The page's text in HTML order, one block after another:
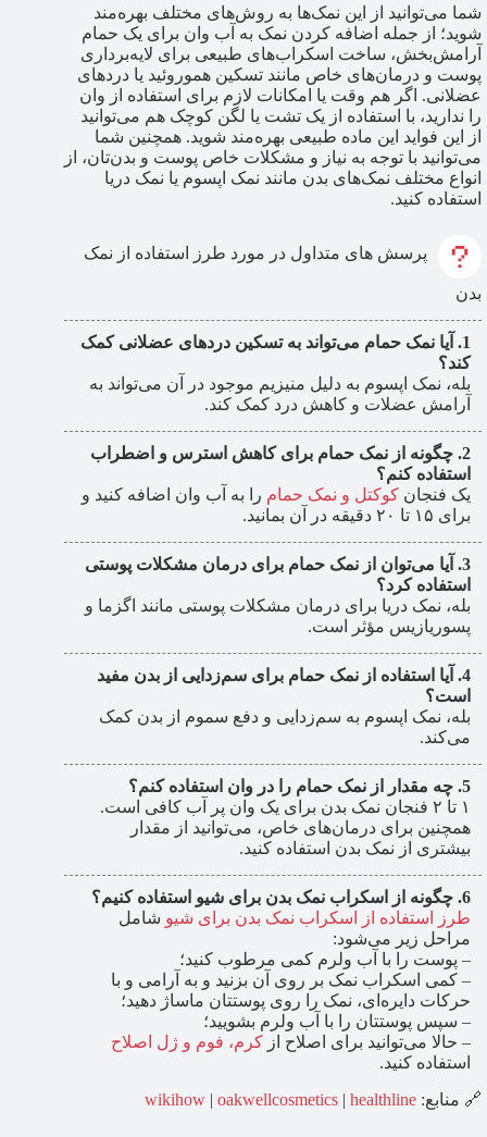
شما می‌توانید از این نمک‌ها به روش‌های مختلف بهره‌مند
شوید؛ از جمله اضافه کردن نمک به آب وان برای یک حمام
آرامش‌بخش، ساخت اسکراب‌های طبیعی برای لایه‌برداری
پوست و درمان‌های خاص مانند تسکین هموروئید یا دردهای
عضلانی. اگر هم وقت یا امکانات لازم برای استفاده از وان
را ندارید، با استفاده از یک تشت یا لگن کوچک هم می‌توانید
از این فواید این ماده طبیعی بهره‌مند شوید. همچنین شما
می‌توانید با توجه به نیاز و مشکلات خاص پوست و بدن‌تان، از
انواع مختلف نمک‌های بدن مانند نمک اپسوم یا نمک دریا
استفاده کنید.
پرسش های متداول در مورد طرز استفاده از نمک
بدن
آیا نمک حمام می‌تواند به تسکین دردهای عضلانی کمک
کند؟
بله، نمک اپسوم به دلیل منیزیم موجود در آن می‌تواند به
آرامش عضلات و کاهش درد کمک کند.
چگونه از نمک حمام برای کاهش استرس و اضطراب
استفاده کنم؟
یک فنجان کوکتل و نمک حمام را به آب وان اضافه کنید و
برای ۱۵ تا ۲۰ دقیقه در آن بمانید.
آیا می‌توان از نمک حمام برای درمان مشکلات پوستی
استفاده کرد؟
بله، نمک دریا برای درمان مشکلات پوستی مانند اگزما و
پسوریازیس مؤثر است.
آیا استفاده از نمک حمام برای سم‌زدایی از بدن مفید
است؟
بله، نمک اپسوم به سم‌زدایی و دفع سموم از بدن کمک
می‌کند.
چه مقدار از نمک حمام را در وان استفاده کنم؟
۱ تا ۲ فنجان نمک بدن برای یک وان پر آب کافی است.
همچنین برای درمان‌های خاص، می‌توانید از مقدار
بیشتری از نمک بدن استفاده کنید.
چگونه از اسکراب نمک بدن برای شیو استفاده کنیم؟
طرز استفاده از اسکراب نمک بدن برای شیو شامل
مراحل زیر می‌شود:
– پوست را با آب ولرم کمی مرطوب کنید؛
– کمی اسکراب نمک بر روی آن بزنید و به آرامی و با
حرکات دایره‌ای، نمک را روی پوستتان ماساژ دهید؛
– سپس پوستتان را با آب ولرم بشویید؛
– حالا می‌توانید برای اصلاح از کرم، فوم و ژل اصلاح
استفاده کنید.
🔗 منابع:
wikihow | oakwellcosmetics | healthline